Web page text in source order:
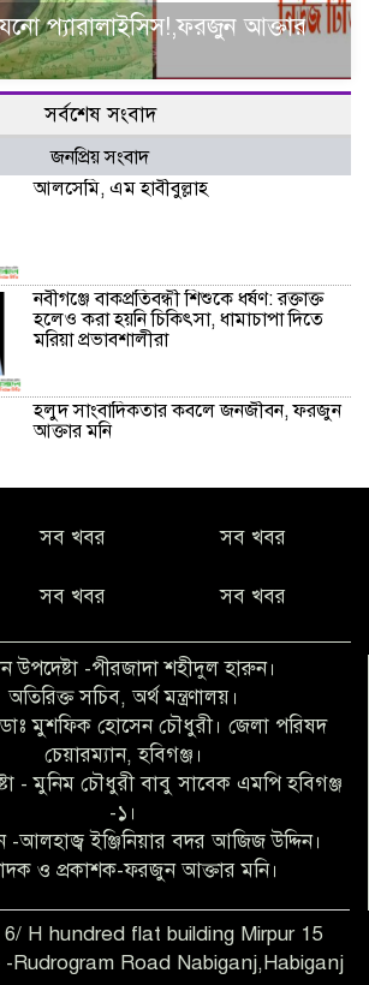
যেনো প্যারালাইসিস!,ফরজুন আক্তার
সর্বশেষ সংবাদ
জনপ্রিয় সংবাদ
আলসেমি, এম হাবীবুল্লাহ
নবীগঞ্জে বাকপ্রতিবন্ধী শিশুকে ধর্ষণ: রক্তাক্ত
হলেও করা হয়নি চিকিৎসা, ধামাচাপা দিতে
মরিয়া প্রভাবশালীরা
হলুদ সাংবাদিকতার কবলে জনজীবন, ফরজুন
আক্তার মনি
কিবরিয়া
বৃত্তি পরীক্ষার সুযোগ করে দিলেন প্রধান শিক্ষক
ফারুক মাস্টার
আব্দুল হক তালুকদার ফাউন্ডেশন মানবতার
শিকড় ছুঁই ছুঁই,ফরজুন আক্তার মনি
সিলেট রেঞ্জের শ্রেষ্ঠ ওসি নির্বাচিত হলেন
নবীগঞ্জ থানার ওসি মোনায়েম
‎নবীগঞ্জে এক সাজাপ্রাপ্ত পলাতক আসামি
সব খবর সব খবর
সব খবর সব খবর
উপদেষ্টা -পীরজাদা শহীদুল হারুন।
অতিরিক্ত সচিব, অর্থ মন্ত্রণালয়।
ডাঃ মুশফিক হোসেন চৌধুরী। জেলা পরিষদ
চেয়ারম্যান, হবিগঞ্জ।
- মুনিম চৌধুরী বাবু সাবেক এমপি হবিগঞ্জ
-১।
-আলহাজ্ব ইঞ্জিনিয়ার বদর আজিজ উদ্দিন।
ও প্রকাশক-ফরজুন আক্তার মনি।
H hundred flat building Mirpur 15
Rudrogram Road Nabiganj,Habiganj